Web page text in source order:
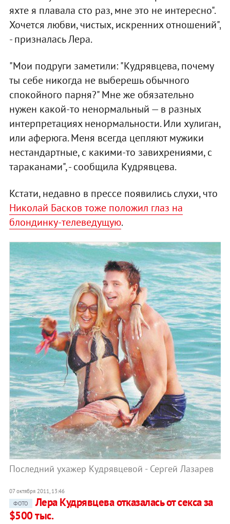
яхте я плавала сто раз, мне это не интересно".
Хочется любви, чистых, искренних отношений",
- призналась Лера.
"Мои подруги заметили: "Кудрявцева, почему
ты себе никогда не выберешь обычного
спокойного парня?" Мне же обязательно
нужен какой-то ненормальный — в разных
интерпретациях ненормальности. Или хулиган,
или аферюга. Меня всегда цепляют мужики
нестандартные, с какими-то завихрениями, с
тараканами", - сообщила Кудрявцева.
Кстати, недавно в прессе появились слухи, что
Николай Басков тоже положил глаз на
блондинку-телеведущую.
Последний ухажер Кудрявцевой - Сергей Лазарев
07 октября 2011, 13:46
ФОТО
Лера Кудрявцева отказалась от секса за
$500 тыс.